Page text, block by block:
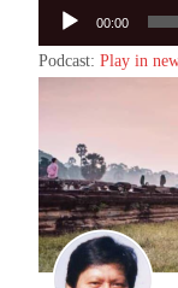
Audio
Player
00:00
Podcast: Play in